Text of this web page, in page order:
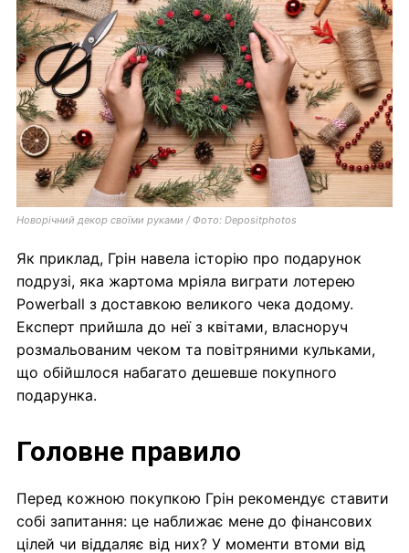
Новорічний декор своїми руками / Фото: Depositphotos
Як приклад, Грін навела історію про подарунок
подрузі, яка жартома мріяла виграти лотерею
Powerball з доставкою великого чека додому.
Експерт прийшла до неї з квітами, власноруч
розмальованим чеком та повітряними кульками,
що обійшлося набагато дешевше покупного
подарунка.
Головне правило
Перед кожною покупкою Грін рекомендує ставити
собі запитання: це наближає мене до фінансових
цілей чи віддаляє від них? У моменти втоми від